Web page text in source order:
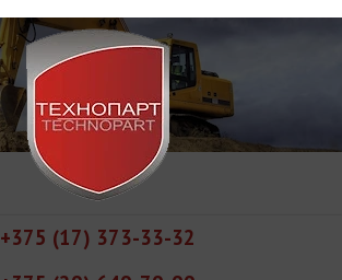
+375 (17) 373-33-32